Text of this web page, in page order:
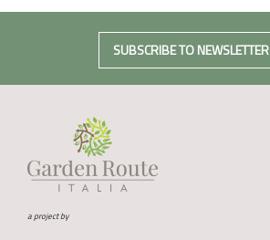
SUBSCRIBE TO NEWSLETTER
a project by